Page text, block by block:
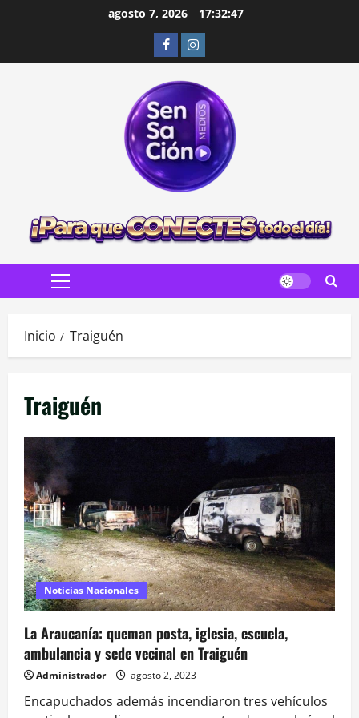
agosto 7, 2026 17:32:48
FacebookInstagram
Menú
Inicio Traiguén
Traiguén
Noticias Nacionales
La Araucanía: queman posta, iglesia, escuela,
ambulancia y sede vecinal en Traiguén
Administrador agosto 2, 2023
Encapuchados además incendiaron tres vehículos